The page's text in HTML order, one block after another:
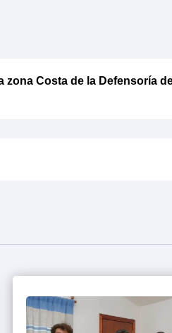
zona Costa de la Defensoría